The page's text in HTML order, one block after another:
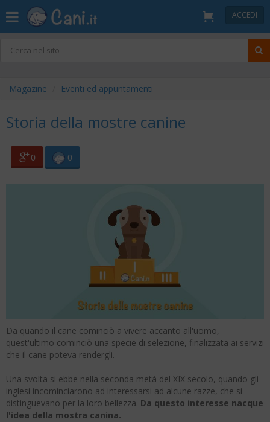
ACCEDI
Magazine Eventi ed appuntamenti
Storia della mostre canine
0 0
Da quando il cane cominciò a vivere accanto all'uomo,
quest'ultimo cominciò una specie di selezione, finalizzata ai servizi
che il cane poteva rendergli.
Una svolta si ebbe nella seconda metà del XIX secolo, quando gli
inglesi incominciarono ad interessarsi ad alcune razze, che si
distinguevano per la loro bellezza. Da questo interesse nacque
l'idea della mostra canina.